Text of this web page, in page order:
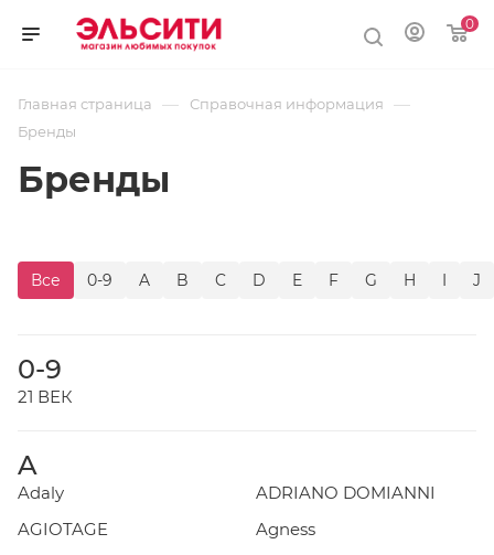
0
Главная страница — Справочная информация —
Бренды
Бренды
Все 0-9 A B C D E F G H I J
0-9
21 ВЕК
A
Adaly
ADRIANO DOMIANNI
AGIOTAGE
Agness